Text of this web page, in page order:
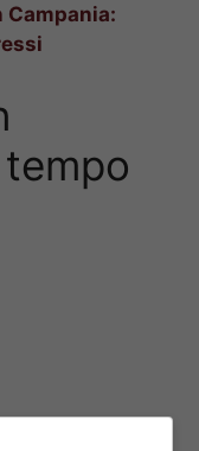
Campania: